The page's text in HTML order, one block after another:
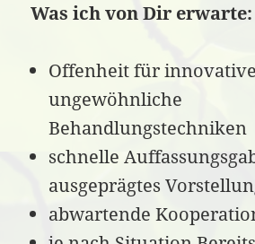
Was ich von Dir erwarte:
Offenheit für
ungewöhnliche
Behandlungstechniken
schnelle
ausgeprägtes
abwartende